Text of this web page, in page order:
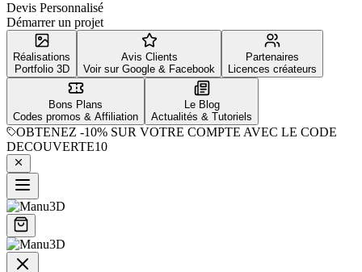
Devis Personnalisé
Démarrer un projet
Réalisations
Portfolio 3D
Avis Clients
Voir sur Google & Facebook
Partenaires
Licences créateurs
Bons Plans
Codes promos & Affiliation
Le Blog
Actualités & Tutoriels
OBTENEZ -10% SUR VOTRE COMPTE AVEC LE CODE
DECOUVERTE10